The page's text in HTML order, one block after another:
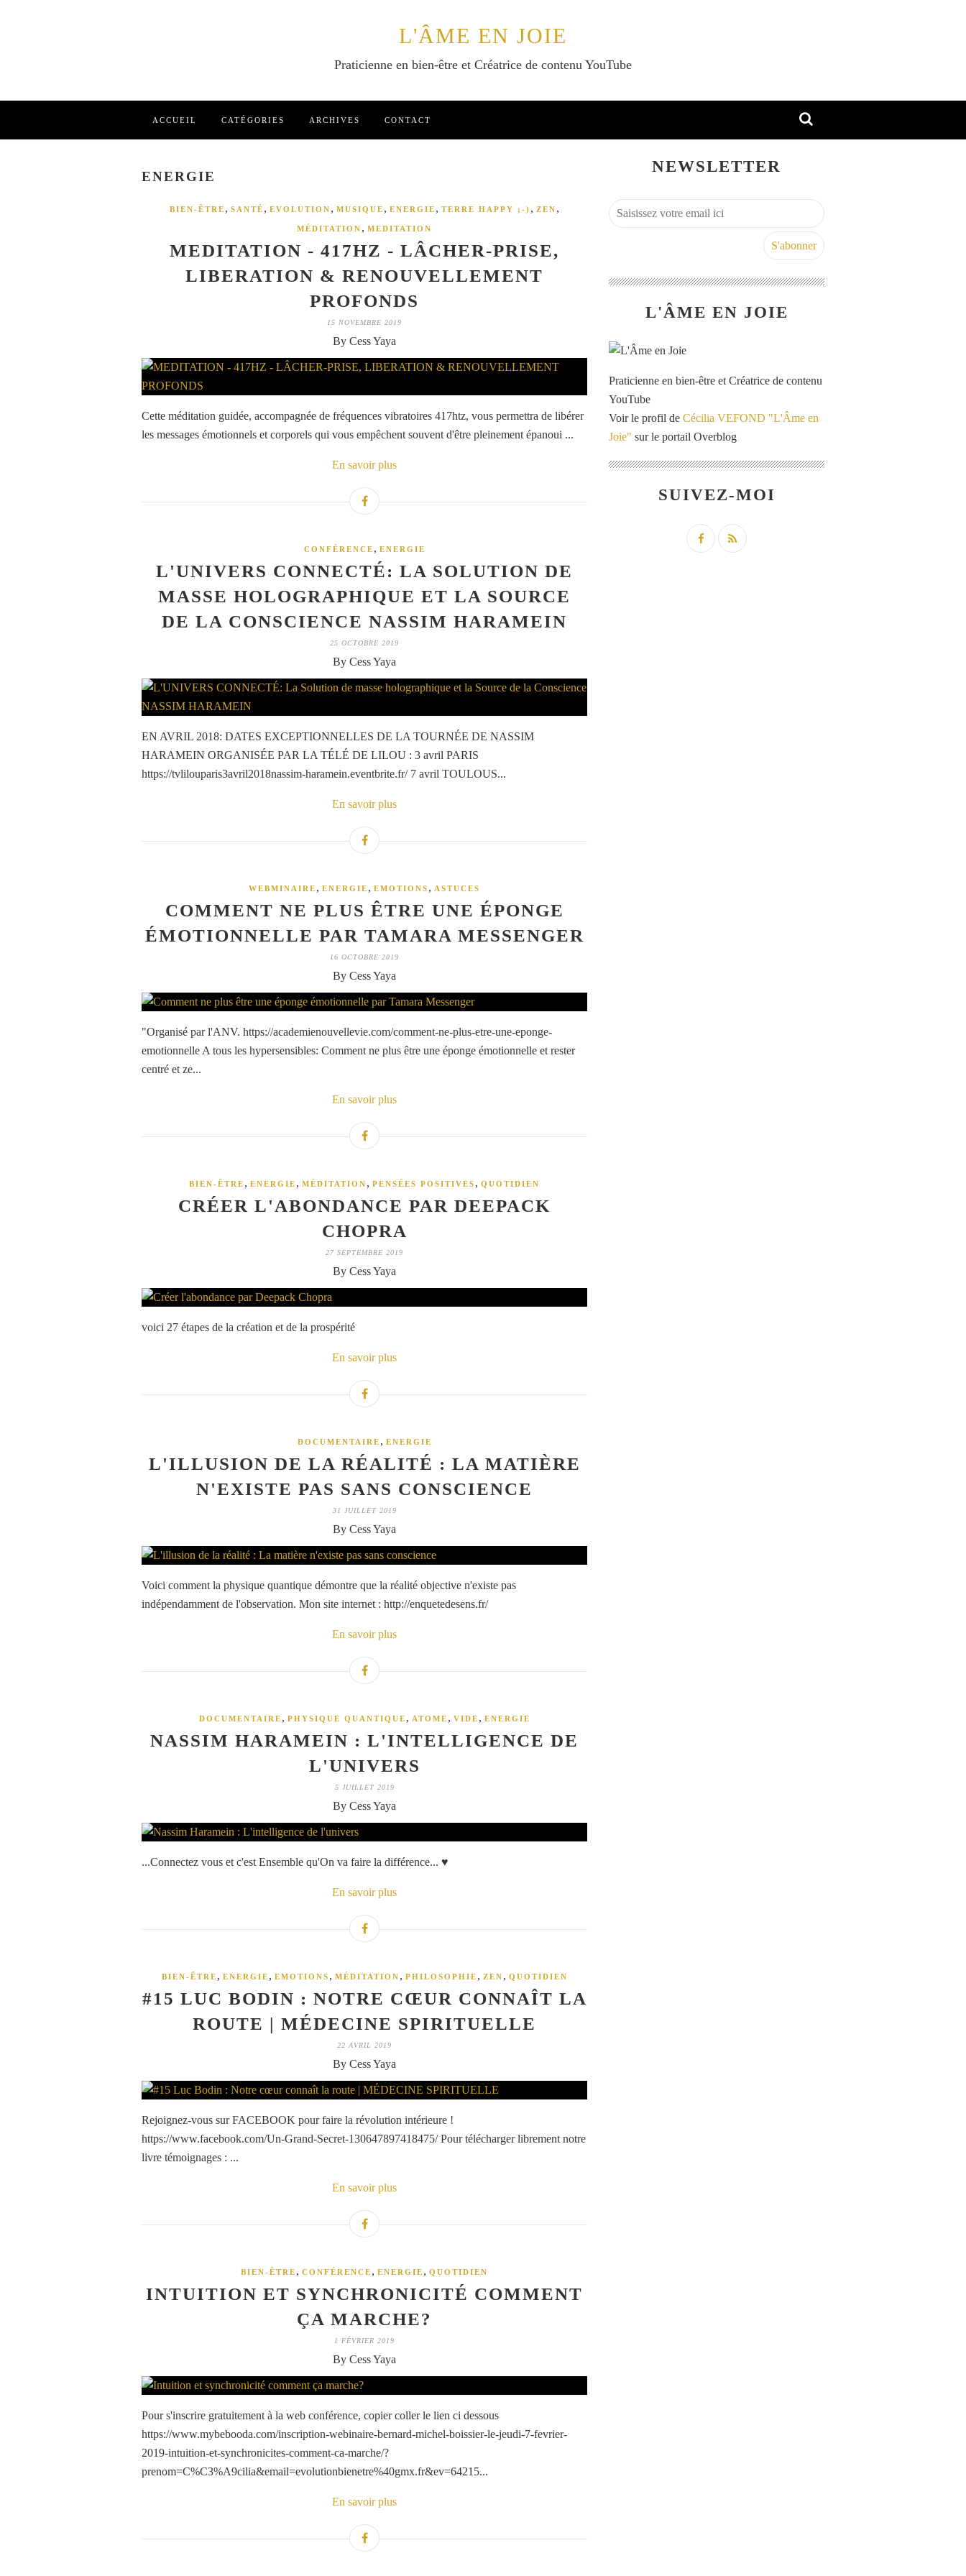
L'ÂME EN JOIE
Praticienne en bien-être et Créatrice de contenu YouTube
ACCUEIL CATÉGORIES ARCHIVES CONTACT
ENERGIE
BIEN-ÊTRE , SANTÉ , EVOLUTION , MUSIQUE , ENERGIE , TERRE HAPPY ;-) , ZEN ,
MÉDITATION , MEDITATION
MEDITATION - 417HZ - LÂCHER-PRISE,
LIBERATION & RENOUVELLEMENT
PROFONDS
15 NOVEMBRE 2019
By Cess Yaya
Cette méditation guidée, accompagnée de fréquences vibratoires 417htz, vous permettra de libérer
les messages émotionnels et corporels qui vous empêchent souvent d'être pleinement épanoui ...
En savoir plus
CONFÉRENCE , ENERGIE
L'UNIVERS CONNECTÉ: LA SOLUTION DE
MASSE HOLOGRAPHIQUE ET LA SOURCE
DE LA CONSCIENCE NASSIM HARAMEIN
25 OCTOBRE 2019
By Cess Yaya
EN AVRIL 2018: DATES EXCEPTIONNELLES DE LA TOURNÉE DE NASSIM
HARAMEIN ORGANISÉE PAR LA TÉLÉ DE LILOU : 3 avril PARIS
https://tvlilouparis3avril2018nassim-haramein.eventbrite.fr/ 7 avril TOULOUS...
En savoir plus
WEBMINAIRE , ENERGIE , EMOTIONS , ASTUCES
COMMENT NE PLUS ÊTRE UNE ÉPONGE
ÉMOTIONNELLE PAR TAMARA MESSENGER
16 OCTOBRE 2019
By Cess Yaya
"Organisé par l'ANV. https://academienouvellevie.com/comment-ne-plus-etre-une-eponge-
emotionnelle A tous les hypersensibles: Comment ne plus être une éponge émotionnelle et rester
centré et ze...
En savoir plus
BIEN-ÊTRE , ENERGIE , MÉDITATION , PENSÉES POSITIVES , QUOTIDIEN
CRÉER L'ABONDANCE PAR DEEPACK
CHOPRA
27 SEPTEMBRE 2019
By Cess Yaya
voici 27 étapes de la création et de la prospérité
En savoir plus
DOCUMENTAIRE , ENERGIE
L'ILLUSION DE LA RÉALITÉ : LA MATIÈRE
N'EXISTE PAS SANS CONSCIENCE
31 JUILLET 2019
By Cess Yaya
Voici comment la physique quantique démontre que la réalité objective n'existe pas
indépendamment de l'observation. Mon site internet : http://enquetedesens.fr/
En savoir plus
DOCUMENTAIRE , PHYSIQUE QUANTIQUE , ATOME , VIDE , ENERGIE
NASSIM HARAMEIN : L'INTELLIGENCE DE
L'UNIVERS
5 JUILLET 2019
By Cess Yaya
...Connectez vous et c'est Ensemble qu'On va faire la différence... ♥
En savoir plus
BIEN-ÊTRE , ENERGIE , EMOTIONS , MÉDITATION , PHILOSOPHIE , ZEN , QUOTIDIEN
#15 LUC BODIN : NOTRE CŒUR CONNAÎT LA
ROUTE | MÉDECINE SPIRITUELLE
22 AVRIL 2019
By Cess Yaya
Rejoignez-vous sur FACEBOOK pour faire la révolution intérieure !
https://www.facebook.com/Un-Grand-Secret-130647897418475/ Pour télécharger librement notre
livre témoignages : ...
En savoir plus
BIEN-ÊTRE , CONFÉRENCE , ENERGIE , QUOTIDIEN
INTUITION ET SYNCHRONICITÉ COMMENT
ÇA MARCHE?
1 FÉVRIER 2019
By Cess Yaya
Pour s'inscrire gratuitement à la web conférence, copier coller le lien ci dessous
https://www.mybebooda.com/inscription-webinaire-bernard-michel-boissier-le-jeudi-7-fevrier-
2019-intuition-et-synchronicites-comment-ca-marche/?
prenom=C%C3%A9cilia&email=evolutionbienetre%40gmx.fr&ev=64215...
En savoir plus
NEWSLETTER
L'ÂME EN JOIE
Praticienne en bien-être et Créatrice de contenu
YouTube
Voir le profil de Cécilia VEFOND "L'Âme en
Joie" sur le portail Overblog
SUIVEZ-MOI